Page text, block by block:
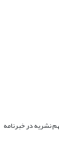
نشریه در خبرنامه